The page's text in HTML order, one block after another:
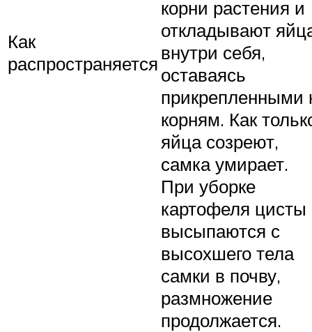
Как
распространяется
корни растения и
откладывают
внутри себя,
оставаясь
прикрепленными
корням. Как
яйца созреют,
самка умирает.
При уборке
картофеля цисты
высыпаются с
высохшего тела
самки в почву,
размножение
продолжается.